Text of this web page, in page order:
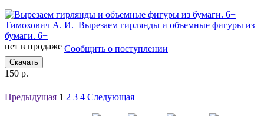
Тимохович А. И. Вырезаем гирлянды и объемные фигуры из
бумаги. 6+
нет в продаже Сообщить о поступлении
Скачать
150 р.
Предыдущая 1 2 3 4 Следующая